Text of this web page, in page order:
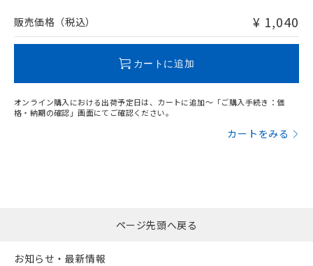
問い合わせください。
販売価格（税込） ¥ 1,040
カートに追加
オンライン購入における出荷予定日は、カートに追加～「ご購入手続き：価
格・納期の確認」画面にてご確認ください。
カートをみる
ページ先頭へ戻る
お知らせ・最新情報